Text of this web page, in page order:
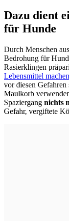
Dazu dient
für Hunde
Durch Menschen
Bedrohung für
Rasierklingen
Lebensmittel
vor diesen
Maulkorb
Spaziergang nichts
Gefahr, vergiftete